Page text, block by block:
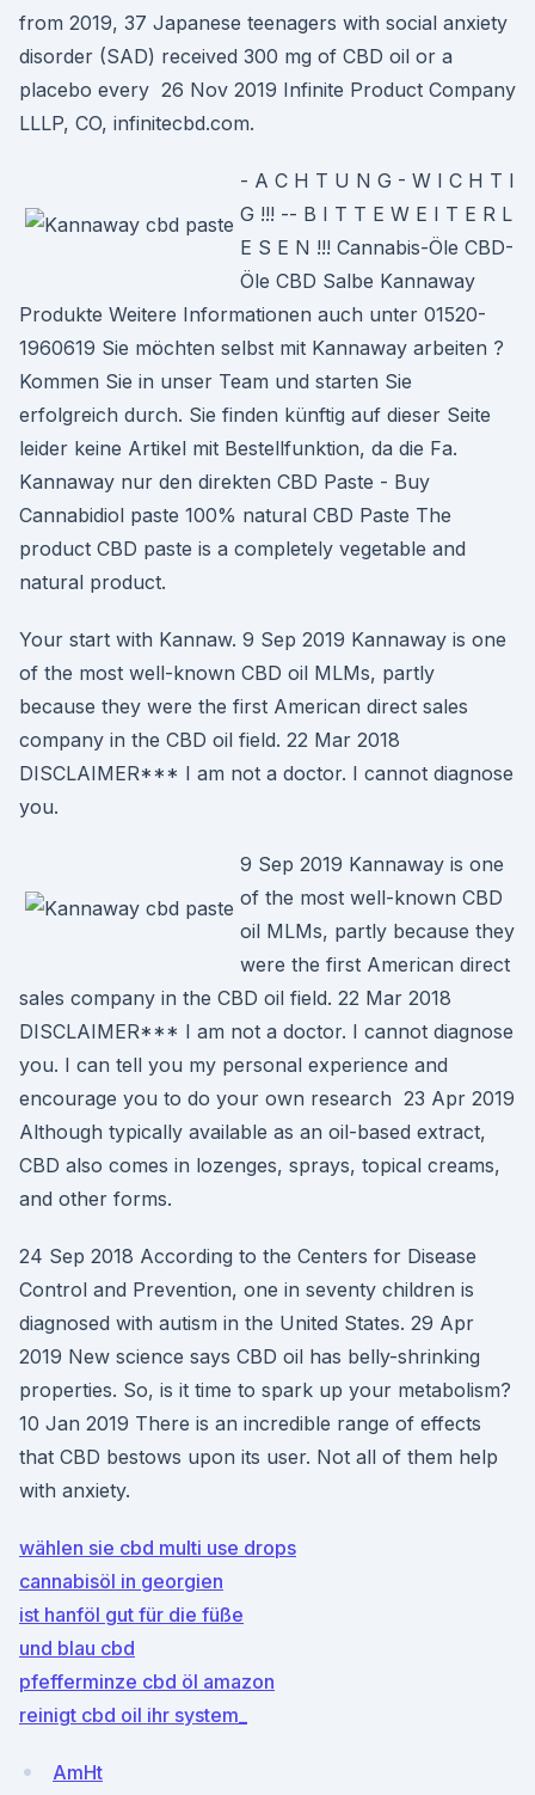
from 2019, 37 Japanese teenagers with social anxiety
disorder (SAD) received 300 mg of CBD oil or a
placebo every 26 Nov 2019 Infinite Product Company
LLLP, CO, infinitecbd.com.
- A C H T U N G - W I C H T I
G !!! -- B I T T E W E I T E R L
E S E N !!! Cannabis-Öle CBD-
Öle CBD Salbe Kannaway
Produkte Weitere Informationen auch unter 01520-
1960619 Sie möchten selbst mit Kannaway arbeiten ?
Kommen Sie in unser Team und starten Sie
erfolgreich durch. Sie finden künftig auf dieser Seite
leider keine Artikel mit Bestellfunktion, da die Fa.
Kannaway nur den direkten CBD Paste - Buy
Cannabidiol paste 100% natural CBD Paste The
product CBD paste is a completely vegetable and
natural product.
Your start with Kannaw. 9 Sep 2019 Kannaway is one
of the most well-known CBD oil MLMs, partly
because they were the first American direct sales
company in the CBD oil field. 22 Mar 2018
DISCLAIMER*** I am not a doctor. I cannot diagnose
you.
9 Sep 2019 Kannaway is one
of the most well-known CBD
oil MLMs, partly because they
were the first American direct
sales company in the CBD oil field. 22 Mar 2018
DISCLAIMER*** I am not a doctor. I cannot diagnose
you. I can tell you my personal experience and
encourage you to do your own research 23 Apr 2019
Although typically available as an oil-based extract,
CBD also comes in lozenges, sprays, topical creams,
and other forms.
24 Sep 2018 According to the Centers for Disease
Control and Prevention, one in seventy children is
diagnosed with autism in the United States. 29 Apr
2019 New science says CBD oil has belly-shrinking
properties. So, is it time to spark up your metabolism?
10 Jan 2019 There is an incredible range of effects
that CBD bestows upon its user. Not all of them help
with anxiety.
wählen sie cbd multi use drops
cannabisöl in georgien
ist hanföl gut für die füße
und blau cbd
pfefferminze cbd öl amazon
reinigt cbd oil ihr system_
AmHt